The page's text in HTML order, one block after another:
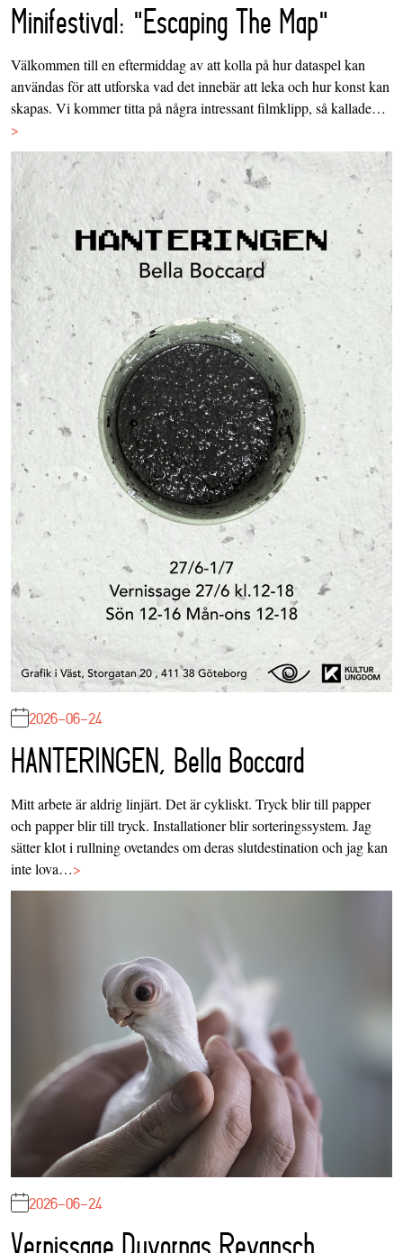
Minifestival: "Escaping The Map"
Välkommen till en eftermiddag av att kolla på hur dataspel kan
användas för att utforska vad det innebär att leka och hur konst kan
skapas. Vi kommer titta på några intressant filmklipp, så kallade…
>
2026-06-24
HANTERINGEN, Bella Boccard
Mitt arbete är aldrig linjärt. Det är cykliskt. Tryck blir till papper
och papper blir till tryck. Installationer blir sorteringssystem. Jag
sätter klot i rullning ovetandes om deras slutdestination och jag kan
inte lova…>
2026-06-24
Vernissage Duvornas Revansch